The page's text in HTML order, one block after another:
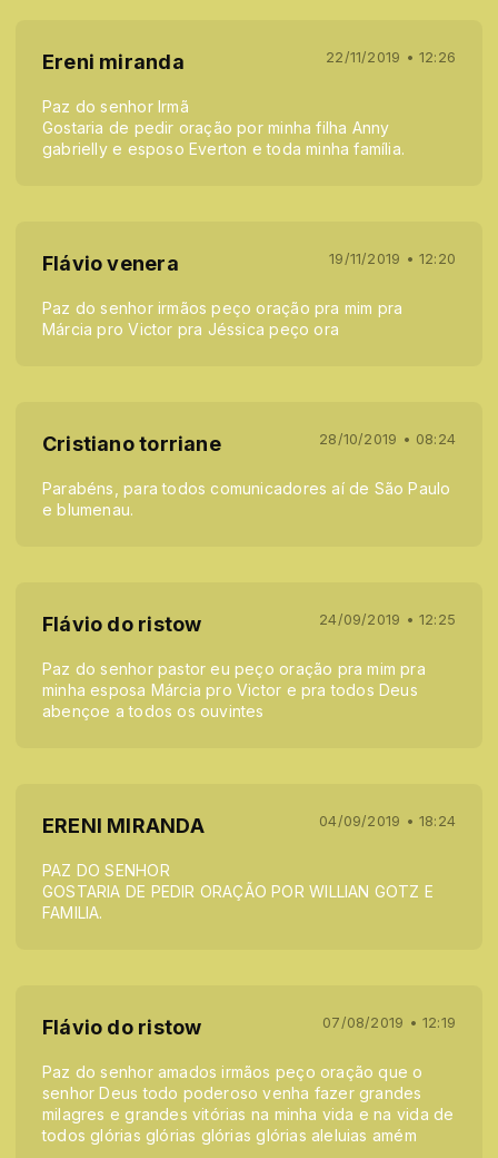
Ereni miranda 22/11/2019 • 12:26
Paz do senhor Irmã
Gostaria de pedir oração por minha filha Anny
gabrielly e esposo Everton e toda minha família.
Flávio venera 19/11/2019 • 12:20
Paz do senhor irmãos peço oração pra mim pra
Márcia pro Victor pra Jéssica peço ora
Cristiano torriane 28/10/2019 • 08:24
Parabéns, para todos comunicadores aí de São Paulo
e blumenau.
Flávio do ristow 24/09/2019 • 12:25
Paz do senhor pastor eu peço oração pra mim pra
minha esposa Márcia pro Victor e pra todos Deus
abençoe a todos os ouvintes
ERENI MIRANDA 04/09/2019 • 18:24
PAZ DO SENHOR
GOSTARIA DE PEDIR ORAÇÃO POR WILLIAN GOTZ E
FAMILIA.
Flávio do ristow 07/08/2019 • 12:19
Paz do senhor amados irmãos peço oração que o
senhor Deus todo poderoso venha fazer grandes
milagres e grandes vitórias na minha vida e na vida de
todos glórias glórias glórias glórias aleluias amém